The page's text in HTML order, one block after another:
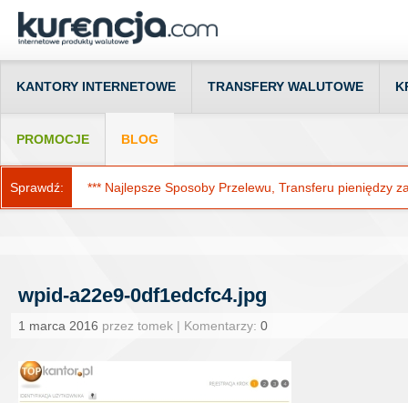
KANTORY INTERNETOWE TRANSFERY WALUTOWE
PROMOCJE BLOG
Sprawdź: *** Najlepsze Sposoby Przelewu, Transferu pieniędzy
wpid-a22e9-0df1edcfc4.jpg
1 marca 2016 przez tomek | Komentarzy: 0